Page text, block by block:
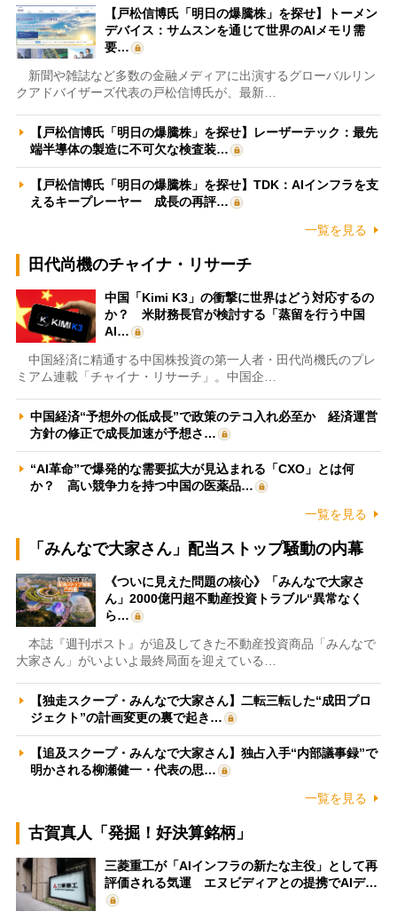
【戸松信博氏「明日の爆騰株」を探せ】トーメン
デバイス：サムスンを通じて世界のAIメモリ需
要…
新聞や雑誌など多数の金融メディアに出演するグローバルリン
クアドバイザーズ代表の戸松信博氏が、最新…
【戸松信博氏「明日の爆騰株」を探せ】レーザーテック：最先
端半導体の製造に不可欠な検査装…
【戸松信博氏「明日の爆騰株」を探せ】TDK：AIインフラを支
えるキープレーヤー 成長の再評…
一覧を見る
田代尚機のチャイナ・リサーチ
中国「Kimi K3」の衝撃に世界はどう対応するの
か？ 米財務長官が検討する「蒸留を行う中国
AI…
中国経済に精通する中国株投資の第一人者・田代尚機氏のプレ
ミアム連載「チャイナ・リサーチ」。中国企…
中国経済“予想外の低成長”で政策のテコ入れ必至か 経済運営
方針の修正で成長加速が予想さ…
“AI革命”で爆発的な需要拡大が見込まれる「CXO」とは何
か？ 高い競争力を持つ中国の医薬品…
一覧を見る
「みんなで大家さん」配当ストップ騒動の内幕
《ついに見えた問題の核心》「みんなで大家さ
ん」2000億円超不動産投資トラブル“異常なく
ら…
本誌『週刊ポスト』が追及してきた不動産投資商品「みんなで
大家さん」がいよいよ最終局面を迎えている…
【独走スクープ・みんなで大家さん】二転三転した“成田プロ
ジェクト”の計画変更の裏で起き…
【追及スクープ・みんなで大家さん】独占入手“内部議事録”で
明かされる柳瀬健一・代表の思…
一覧を見る
古賀真人「発掘！好決算銘柄」
三菱重工が「AIインフラの新たな主役」として再
評価される気運 エヌビディアとの提携でAIデ…